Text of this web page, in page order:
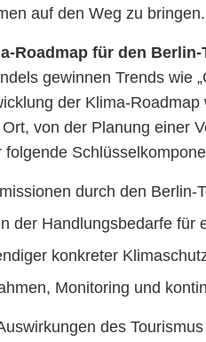
auf den Weg zu
Roadmap für den
gewinnen Trends wie
der Klima-
von der Planung einer
durch den Berlin-
der Handlungsbedarfe für
konkreter
Monitoring und
des